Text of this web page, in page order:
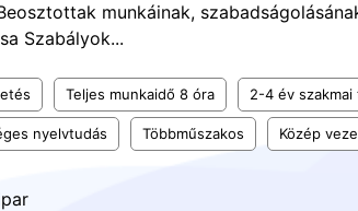
munkáinak,
Szabályok...
Teljes munkaidő 8 óra 2-4 év szakmai
nyelvtudás Többműszakos Közép